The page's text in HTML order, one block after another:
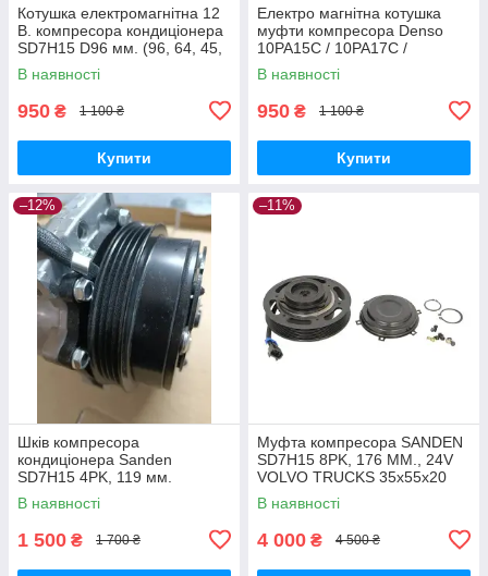
Котушка електромагнітна 12
В. компресора кондиціонера
SD7H15 D96 мм. (96, 64, 45,
32)
В наявності
950 ₴ 1 100 ₴
Купити
Електро магнітна котушка
муфти компресора Denso
10PA15C / 10PA17C /
10PA20C , 10S17C 12V
RE52510
В наявності
950 ₴ 1 100 ₴
Купити
–12%
Шків компресора
кондиціонера Sanden
SD7H15 4PK, 119 мм.
Підшипник: 35x55x20
В наявності
1 500 ₴ 1 700 ₴
–11%
Муфта компресора SANDEN
SD7H15 8PK, 176 MM., 24V
VOLVO TRUCKS 35x55x20
(Шків + магніт + притискна)
В наявності
4 000 ₴ 4 500 ₴